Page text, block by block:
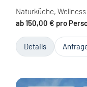
Naturküche,
ab 150,00 € pro
Details